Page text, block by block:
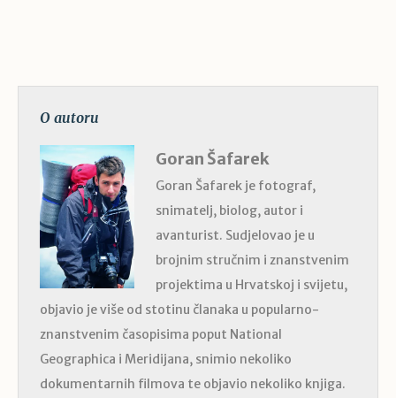
O autoru
Goran Šafarek
Goran Šafarek je fotograf,
snimatelj, biolog, autor i
avanturist. Sudjelovao je u
brojnim stručnim i znanstvenim
projektima u Hrvatskoj i svijetu,
objavio je više od stotinu članaka u popularno-
znanstvenim časopisima poput National
Geographica i Meridijana, snimio nekoliko
dokumentarnih filmova te objavio nekoliko knjiga.